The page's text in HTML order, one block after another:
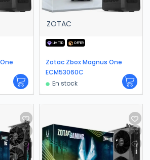
ZOTAC
LIMITED OFFER
Zotac Zbox Magnus One
ECM53060C
En stock